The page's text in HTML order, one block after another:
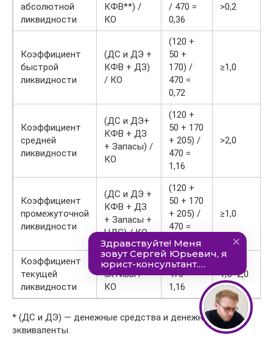
абсолютной
ликвидности
КФВ**) /
КО
/ 470 =
0,36
>0,2
Коэффициент
быстрой
ликвидности
(ДС и ДЭ +
КФВ + ДЗ)
/ КО
(120 +
50 +
170) /
470 =
0,72
≥1,0
Коэффициент
средней
ликвидности
(ДС и ДЭ+
КФВ + ДЗ
+ Запасы) /
КО
(120 +
50 + 170
+ 205) /
470 =
1,16
>2,0
Коэффициент
промежуточной
ликвидности
(ДС и ДЭ +
КФВ + ДЗ
+ Запасы +
НДС) / КО
(120 +
50 + 170
+ 205) /
470 =
1,16
≥1,0
Коэффициент
текущей
ликвидности
Оборотные
активы /
КО
545 /
470 =
1,16
1,5–2,0
* (ДС и ДЭ) — денежные средства и денежные
эквиваленты.